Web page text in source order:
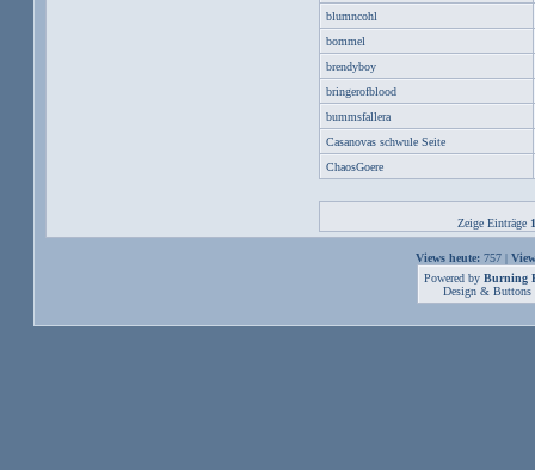
blumncohl
bommel
brendyboy
bringerofblood
bummsfallera
Casanovas schwule Seite
ChaosGoere
Zeige Einträge 1
Views heute: 757 |
Powered by Burning
Design & Buttons